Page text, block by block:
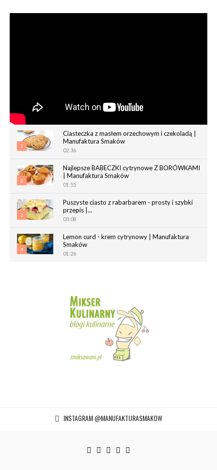
1
Ciasteczka z masłem orzechowym i czekoladą |
Manufaktura Smaków
02:36
2
Najlepsze BABECZKI cytrynowe Z BORÓWKAMI
| Manufaktura Smaków
01:55
3
Puszyste ciasto z rabarbarem - prosty i szybki
przepis |...
03:08
4
Lemon curd - krem cytrynowy | Manufaktura
Smaków
01:26
Magdalenki | Manufaktura Smaków
01:40
INSTAGRAM @MANUFAKTURASMAKOW